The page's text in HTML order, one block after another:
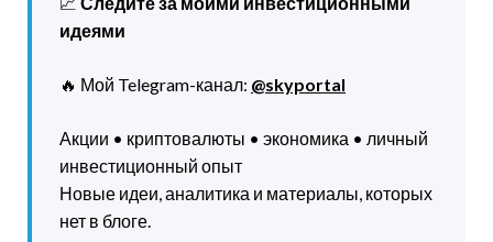
идеями
🔥 Мой Telegram-канал: @skyportal
Акции • криптовалюты • экономика • личный
инвестиционный опыт
Новые идеи, аналитика и материалы, которых
нет в блоге.